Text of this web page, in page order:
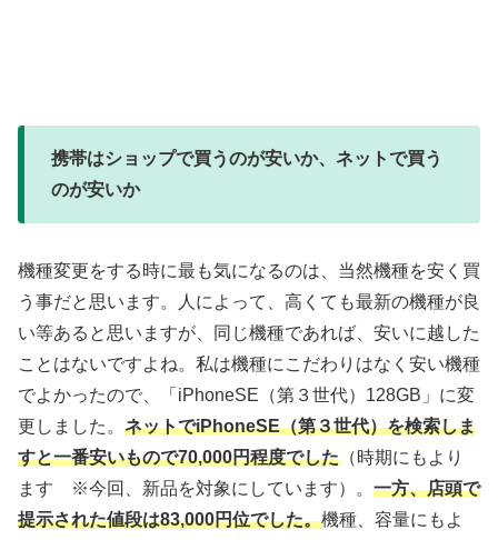
携帯はショップで買うのが安いか、ネットで買う
のが安いか
機種変更をする時に最も気になるのは、当然機種を安く買
う事だと思います。人によって、高くても最新の機種が良
い等あると思いますが、同じ機種であれば、安いに越した
ことはないですよね。私は機種にこだわりはなく安い機種
でよかったので、「iPhoneSE（第３世代）128GB」に変
更しました。 ネットでiPhoneSE（第３世代）を検索しま
すと一番安いもので70,000円程度でした （時期にもより
ます
※今回、新品を対象にしています）。 一方、店頭で
提示された値段は83,000円位でした。機種、容量にもよ